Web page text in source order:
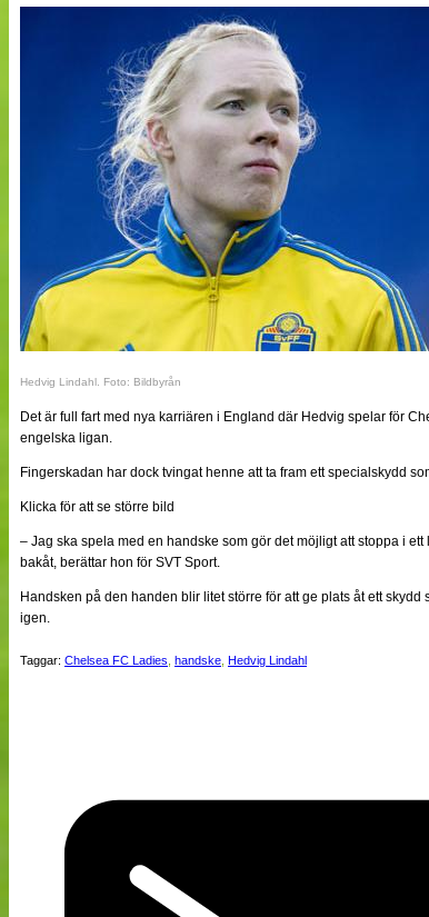
Webb-TV
Medlemmar
Medlemsbilder
Till klubbkassan
Om oss
NÄTverket
Split vision
Hedvig Lindahl. Foto: Bildbyrån
Det är full fart med nya karriären i England där Hedvig spelar för
engelska ligan.
Fingerskadan har dock tvingat henne att ta fram ett specialskydd
Klicka för att se större bild
– Jag ska spela med en handske som gör det möjligt att stoppa i
bakåt, berättar hon för SVT Sport.
Handsken på den handen blir litet större för att ge plats åt ett
igen.
Taggar: Chelsea FC Ladies handske Hedvig Lindahl